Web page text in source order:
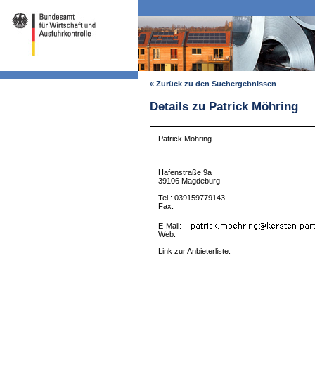
« Zurück zu den Suchergebnissen
Details zu Patrick Möhring
Patrick Möhring
Hafenstraße 9a
39106 Magdeburg
Tel.: 039159779143
Fax:
E-Mail:
Web:
Link zur Anbieterliste: